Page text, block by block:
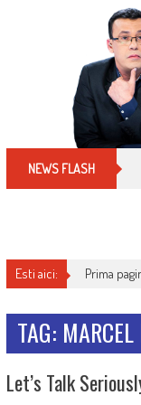
NEWS FLASH
Esti aici: Prima
TAG:
Let’s Talk